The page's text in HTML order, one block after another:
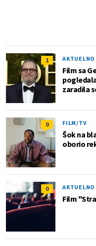
1 AKTUELNO
Film sa
zaradila
0 FILM/TV
Šok na
oborio
0 AKTUELNO
Film